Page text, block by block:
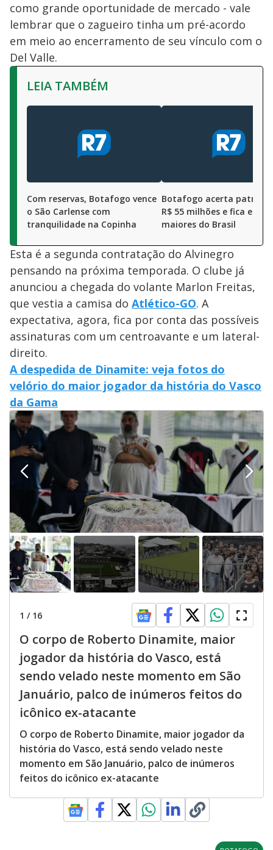
como grande oportunidade de mercado - vale
lembrar que o zagueiro tinha um pré-acordo
em meio ao encerramento de seu vínculo com o
Del Valle.
LEIA TAMBÉM
Com reservas, Botafogo vence
o São Carlense com
tranquilidade na Copinha
Botafogo acerta
R$ 55 milhões e fica entre
maiores do Brasil
Esta é a segunda contratação do Alvinegro
pensando na próxima temporada. O clube já
anunciou a chegada do volante Marlon Freitas,
que vestia a camisa do Atlético-GO. A
expectativa, agora, fica por conta das possíveis
assinaturas com um centroavante e um lateral-
direito.
A despedida de Dinamite: veja fotos do
velório do maior jogador da história do Vasco
da Gama
1 / 16
O corpo de Roberto Dinamite, maior
jogador da história do Vasco, está
sendo velado neste momento em São
Januário, palco de inúmeros feitos do
icônico ex-atacante
O corpo de Roberto Dinamite, maior jogador da
história do Vasco, está sendo velado neste
momento em São Januário, palco de inúmeros
feitos do icônico ex-atacante